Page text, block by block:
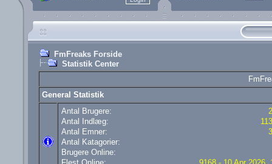
FmFreaks Forside
Statistik Center
General Statistik
Antal Brugere:
Antal Indlæg:
Antal Emner:
Antal Katagorier:
Brugere Online: